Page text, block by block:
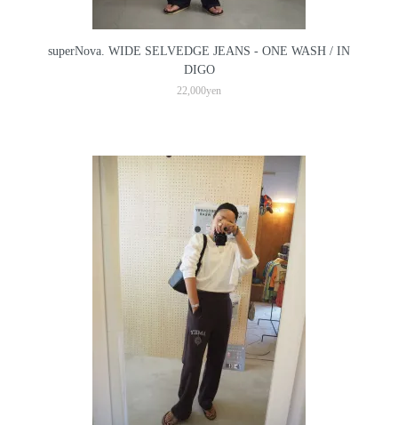
superNova. WIDE SELVEDGE JEANS - ONE WASH / IN
DIGO
22,000yen